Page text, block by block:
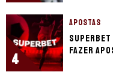
4
APOSTAS
Superbet
fazer